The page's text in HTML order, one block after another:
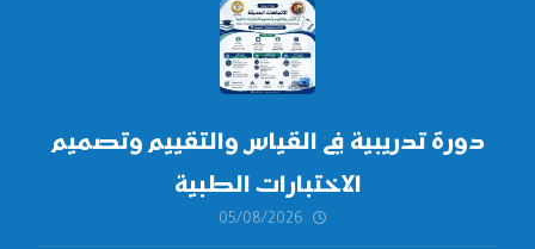
دورة تدريبية في القياس والتقييم وتصميم
الاختبارات الطبية
05/08/2026